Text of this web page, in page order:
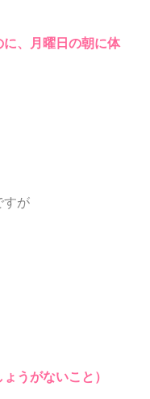
に、月曜日の朝に体
すが
うがないこと）